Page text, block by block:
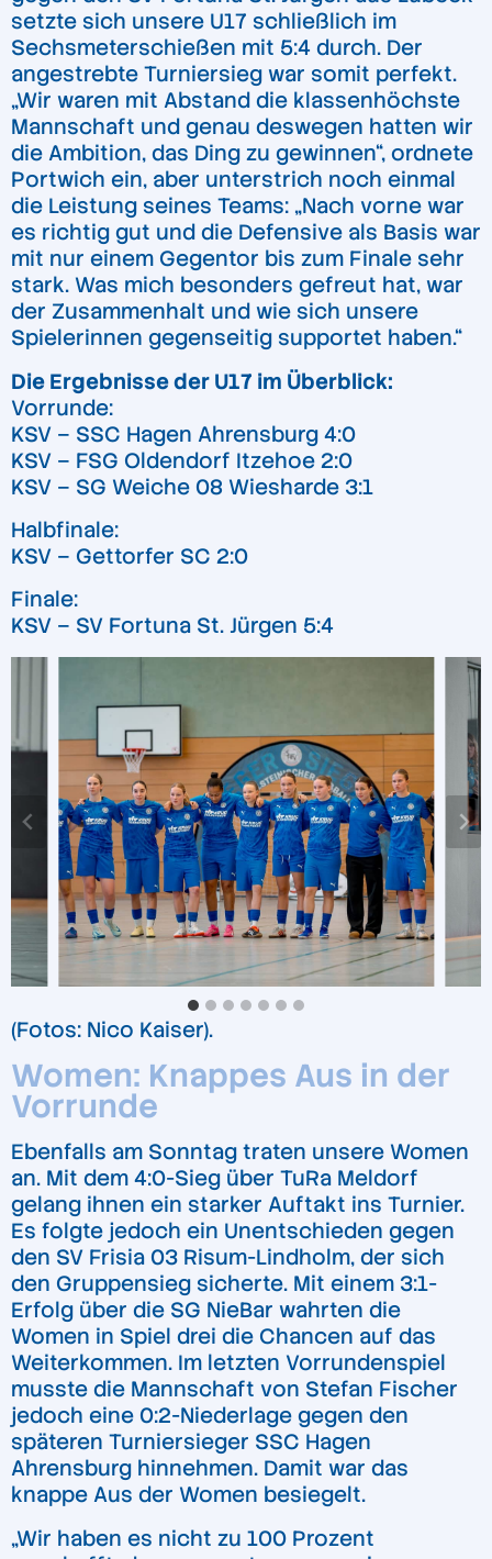
setzte sich unsere U17 schließlich im
Sechsmeterschießen mit 5:4 durch. Der
angestrebte Turniersieg war somit perfekt.
„Wir waren mit Abstand die klassenhöchste
Mannschaft und genau deswegen hatten wir
die Ambition, das Ding zu gewinnen“, ordnete
Portwich ein, aber unterstrich noch einmal
die Leistung seines Teams: „Nach vorne war
es richtig gut und die Defensive als Basis war
mit nur einem Gegentor bis zum Finale sehr
stark. Was mich besonders gefreut hat, war
der Zusammenhalt und wie sich unsere
Spielerinnen gegenseitig supportet haben.“
Die Ergebnisse der U17 im Überblick:
Vorrunde:
KSV – SSC Hagen Ahrensburg 4:0
KSV – FSG Oldendorf Itzehoe 2:0
KSV – SG Weiche 08 Wiesharde 3:1
Halbfinale:
KSV – Gettorfer SC 2:0
Finale:
KSV – SV Fortuna St. Jürgen 5:4
(Fotos: Nico Kaiser).
Women: Knappes Aus in der
Vorrunde
Ebenfalls am Sonntag traten unsere Women
an. Mit dem 4:0-Sieg über TuRa Meldorf
gelang ihnen ein starker Auftakt ins Turnier.
Es folgte jedoch ein Unentschieden gegen
den SV Frisia 03 Risum-Lindholm, der sich
den Gruppensieg sicherte. Mit einem 3:1-
Erfolg über die SG NieBar wahrten die
Women in Spiel drei die Chancen auf das
Weiterkommen. Im letzten Vorrundenspiel
musste die Mannschaft von Stefan Fischer
jedoch eine 0:2-Niederlage gegen den
späteren Turniersieger SSC Hagen
Ahrensburg hinnehmen. Damit war das
knappe Aus der Women besiegelt.
„Wir haben es nicht zu 100 Prozent